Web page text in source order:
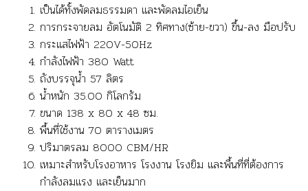
เป็นได้ทั้งพัดลมธรรมดา และพัดลมไอเย็น
การกระจายลม อัตโนมัติ 2 ทิศทาง(ซ้าย-ขวา) ขึ้น-ลง มือปรับ
กระแสไฟฟ้า 220V-50Hz
กำลังไฟฟ้า 380 Watt
ถังบรรจุน้ำ 57 ลิตร
น้ำหนัก 35.00 กิโลกรัม
ขนาด 138 x 80 x 48 ซม.
พื้นที่ใช้งาน 70 ตารางเมตร
ปริมาตรลม 8000 CBM/HR
เหมาะสำหรับโรงอาหาร โรงงาน โรงยิม และพื้นที่ที่ต้องการ
กำลังลมแรง และเย็นมาก